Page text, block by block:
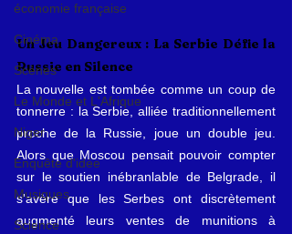
économie française
Cinéma
Scènes
Le Monde et L'Afrique
Niger
Enquête d'idée
Musiques
Science
Un Jeu Dangereux : La Serbie Défie la
Russie en Silence
La nouvelle est tombée comme un coup de
tonnerre : la Serbie, alliée traditionnellement
proche de la Russie, joue un double jeu.
Alors que Moscou pensait pouvoir compter
sur le soutien inébranlable de Belgrade, il
s'avère que les Serbes ont discrètement
augmenté leurs ventes de munitions à